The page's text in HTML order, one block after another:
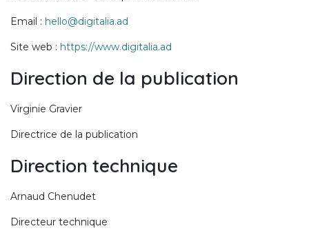
Email : hello@digitalia.ad
Site web : https://www.digitalia.ad
Direction de la publication
Virginie Gravier
Directrice de la publication
Direction technique
Arnaud Chenudet
Directeur technique